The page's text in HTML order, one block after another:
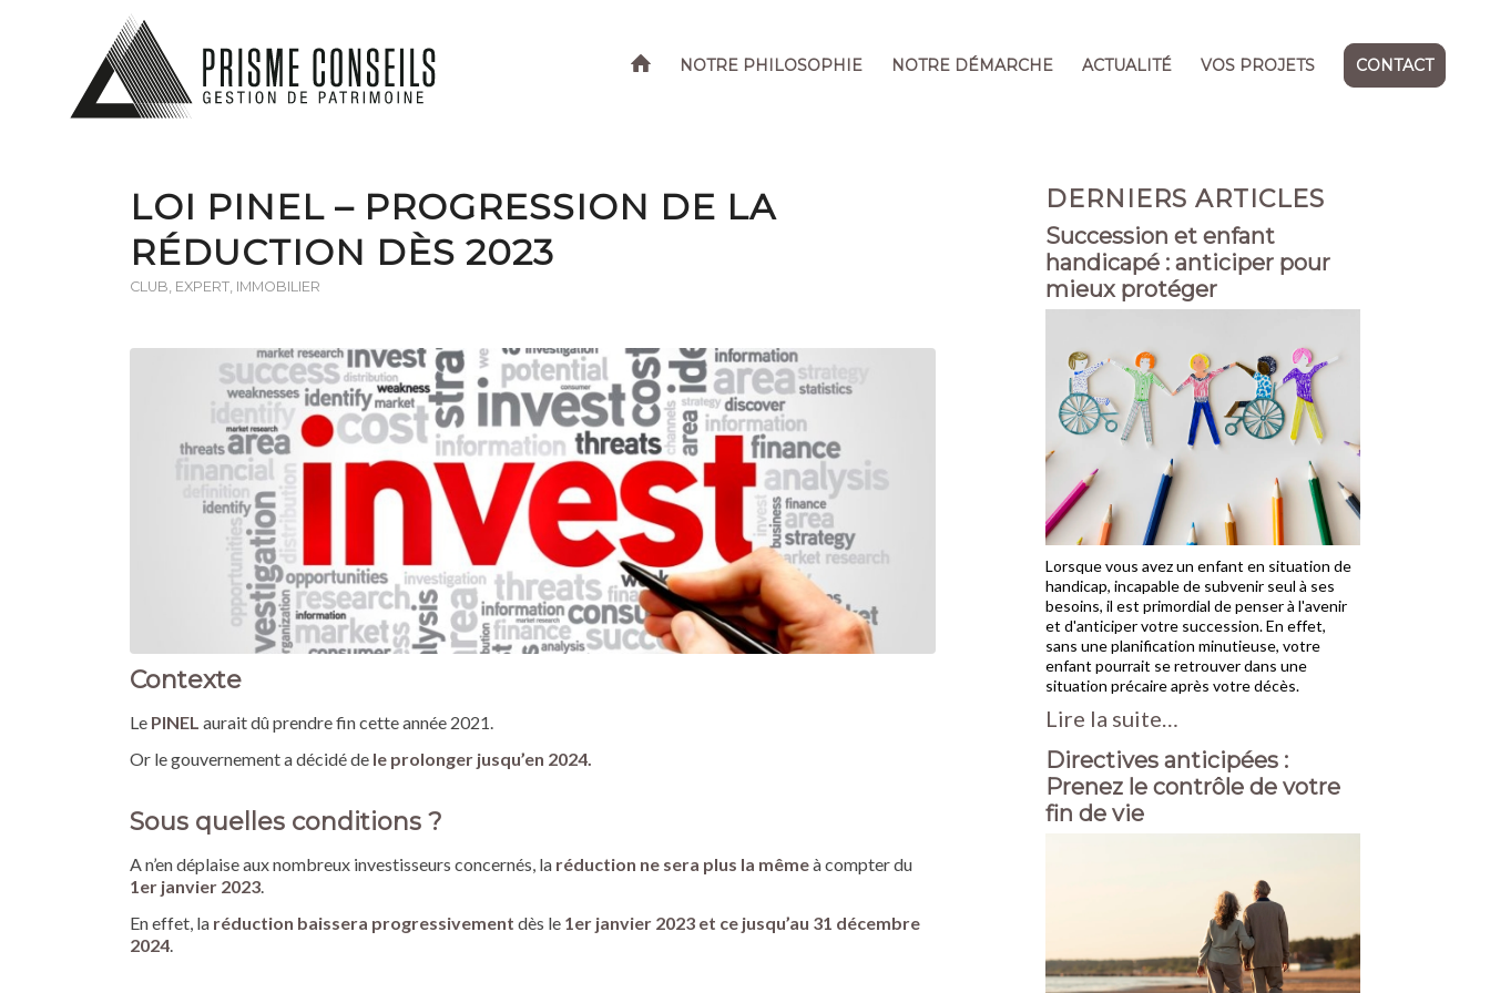
NOTRE PHILOSOPHIE NOTRE DÉMARCHE ACTUALITÉ VOS PROJETS CONTACT
LOI PINEL – PROGRESSION DE LA
RÉDUCTION DÈS 2023
CLUB, EXPERT, IMMOBILIER
Contexte
Le PINEL aurait dû prendre fin cette année 2021.
Or le gouvernement a décidé de le prolonger jusqu’en 2024.
Sous quelles conditions ?
A n’en déplaise aux nombreux investisseurs concernés, la réduction ne sera plus la mêmeà compter du
1er janvier 2023.
En effet, la réduction baissera progressivement dès le 1er janvier 2023 et ce jusqu’au 31 décembre
2024.
DERNIERS ARTICLES
Succession et enfant
handicapé : anticiper pour
mieux protéger
Lorsque vous avez un enfant en situation de
handicap, incapable de subvenir seul à ses
besoins, il est primordial de penser à l'avenir
et d'anticiper votre succession. En effet,
sans une planification minutieuse, votre
enfant pourrait se retrouver dans une
situation précaire après votre décès.
Lire la suite…
Directives anticipées :
Prenez le contrôle de votre
fin de vie